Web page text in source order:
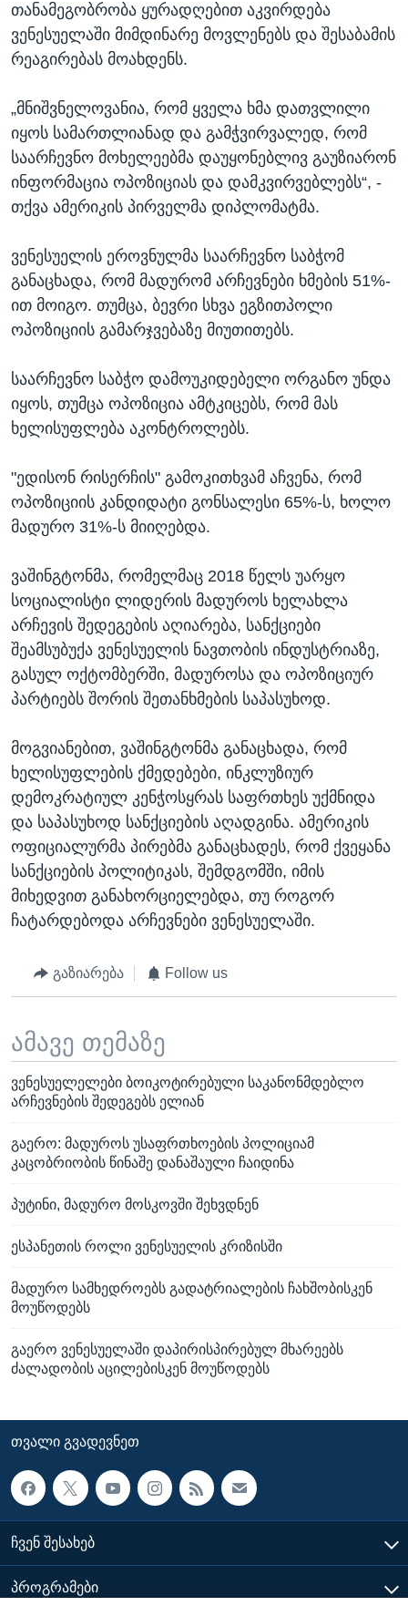
თანამეგობრობა ყურადღებით აკვირდება
ვენესუელაში მიმდინარე მოვლენებს და შესაბამის
რეაგირებას მოახდენს.
„მნიშვნელოვანია, რომ ყველა ხმა დათვლილი
იყოს სამართლიანად და გამჭვირვალედ, რომ
საარჩევნო მოხელეებმა დაუყონებლივ გაუზიარონ
ინფორმაცია ოპოზიციას და დამკვირვებლებს“, -
თქვა ამერიკის პირველმა დიპლომატმა.
ვენესუელის ეროვნულმა საარჩევნო საბჭომ
განაცხადა, რომ მადურომ არჩევნები ხმების 51%-
ით მოიგო. თუმცა, ბევრი სხვა ეგზითპოლი
ოპოზიციის გამარჯვებაზე მიუთითებს.
საარჩევნო საბჭო დამოუკიდებელი ორგანო უნდა
იყოს, თუმცა ოპოზიცია ამტკიცებს, რომ მას
ხელისუფლება აკონტროლებს.
"ედისონ რისერჩის" გამოკითხვამ აჩვენა, რომ
ოპოზიციის კანდიდატი გონსალესი 65%-ს, ხოლო
მადურო 31%-ს მიიღებდა.
ვაშინგტონმა, რომელმაც 2018 წელს უარყო
სოციალისტი ლიდერის მადუროს ხელახლა
არჩევის შედეგების აღიარება, სანქციები
შეამსუბუქა ვენესუელის ნავთობის ინდუსტრიაზე,
გასულ ოქტომბერში, მადუროსა და ოპოზიციურ
პარტიებს შორის შეთანხმების საპასუხოდ.
მოგვიანებით, ვაშინგტონმა განაცხადა, რომ
ხელისუფლების ქმედებები, ინკლუზიურ
დემოკრატიულ კენჭოსყრას საფრთხეს უქმნიდა
და საპასუხოდ სანქციების აღადგინა. ამერიკის
ოფიციალურმა პირებმა განაცხადეს, რომ ქვეყანა
სანქციების პოლიტიკას, შემდგომში, იმის
მიხედვით განახორციელებდა, თუ როგორ
ჩატარდებოდა არჩევნები ვენესუელაში.
გაზიარება Follow us
ამავე თემაზე
ვენესუელელები ბოიკოტირებული საკანონმდებლო
არჩევნების შედეგებს ელიან
გაერო: მადუროს უსაფრთხოების პოლიციამ
კაცობრიობის წინაშე დანაშაული ჩაიდინა
პუტინი, მადურო მოსკოვში შეხვდნენ
ესპანეთის როლი ვენესუელის კრიზისში
მადურო სამხედროებს გადატრიალების ჩახშობისკენ
მოუწოდებს
გაერო ვენესუელაში დაპირისპირებულ მხარეებს
ძალადობის აცილებისკენ მოუწოდებს
ᲗᲕᲐᲚᲘ ᲒᲕᲐᲓᲔᲕᲜᲔᲗ
ᲩᲕᲔᲜ ᲨᲔᲡᲐᲮᲔᲑ
ᲞᲠᲝᲒᲠᲐᲛᲔᲑᲘ